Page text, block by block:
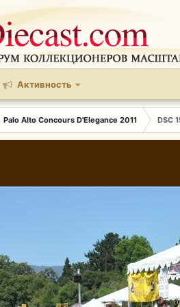
Активность
Palo Alto Concours D'Elegance 2011 DSC